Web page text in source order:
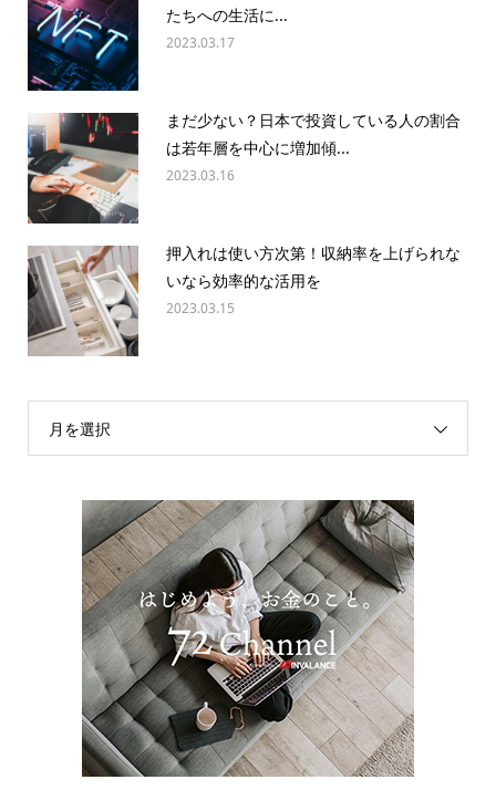
たちへの生活に...
2023.03.17
まだ少ない？日本で投資している人の割合
は若年層を中心に増加傾...
2023.03.16
押入れは使い方次第！収納率を上げられな
いなら効率的な活用を
2023.03.15
月を選択